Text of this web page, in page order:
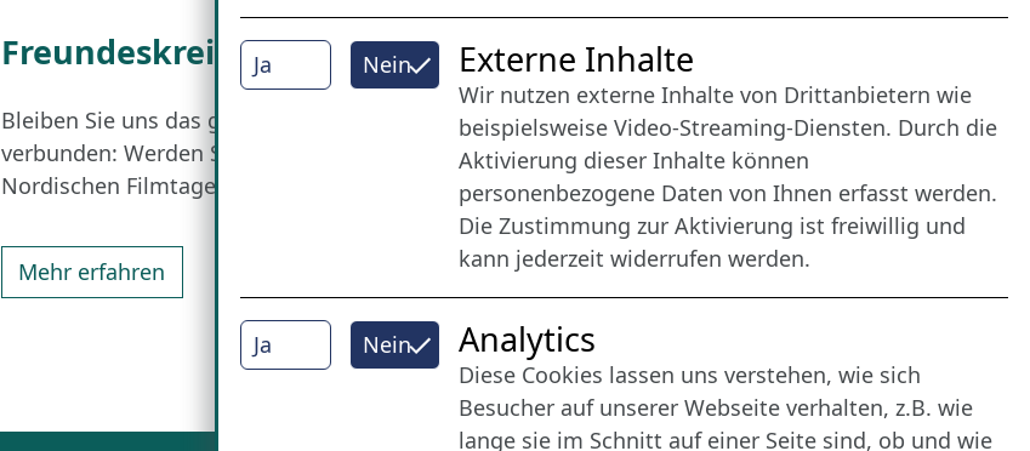
Freundes­kreis
Bleiben Sie uns das ganze Jahr über
verbunden: Werden Sie Freund der
Nordischen Filmtage Lübeck.
Mehr erfahren
Internet Partner
Ja Nein Externe Inhalte
Wir nutzen externe Inhalte von Drittanbietern wie
beispielsweise Video-Streaming-Diensten. Durch die
Aktivierung dieser Inhalte können
personenbezogene Daten von Ihnen erfasst werden.
Die Zustimmung zur Aktivierung ist freiwillig und
kann jederzeit widerrufen werden.
Ja Nein Analytics
Diese Cookies lassen uns verstehen, wie sich
Besucher auf unserer Webseite verhalten, z.B. wie
lange sie im Schnitt auf einer Seite sind, ob und wie